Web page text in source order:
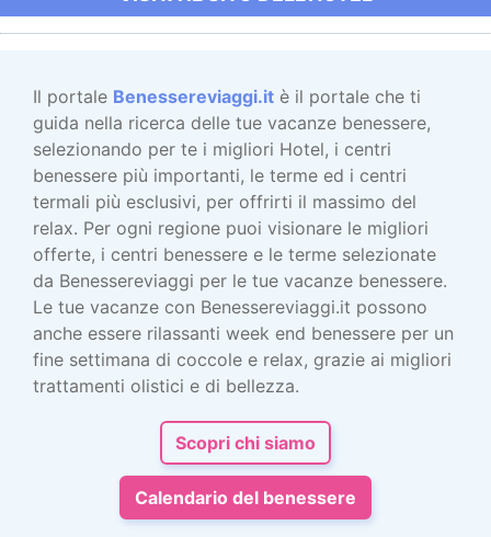
Il portale Benessereviaggi.it è il portale che ti
guida nella ricerca delle tue vacanze benessere,
selezionando per te i migliori Hotel, i centri
benessere più importanti, le terme ed i centri
termali più esclusivi, per offrirti il massimo del
relax. Per ogni regione puoi visionare le migliori
offerte, i centri benessere e le terme selezionate
da Benessereviaggi per le tue vacanze benessere.
Le tue vacanze con Benessereviaggi.it possono
anche essere rilassanti week end benessere per un
fine settimana di coccole e relax, grazie ai migliori
trattamenti olistici e di bellezza.
Scopri chi siamo
Calendario del benessere